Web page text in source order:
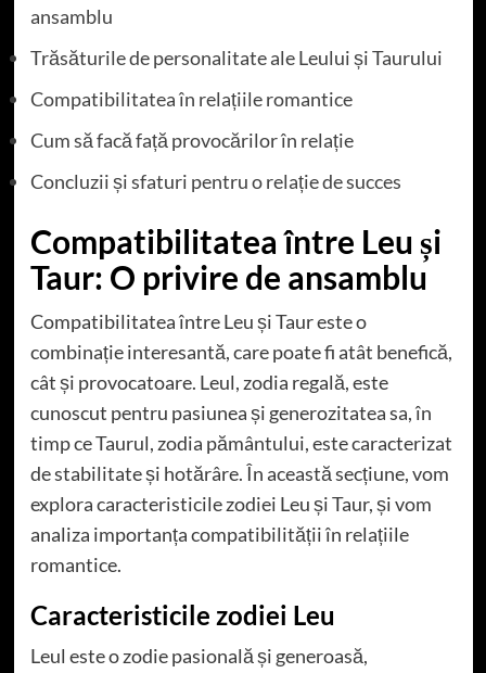
ansamblu
Trăsăturile de personalitate ale Leului și Taurului
Compatibilitatea în relațiile romantice
Cum să facă față provocărilor în relație
Concluzii și sfaturi pentru o relație de succes
Compatibilitatea între Leu și
Taur: O privire de ansamblu
Compatibilitatea între Leu și Taur este o
combinație interesantă, care poate fi atât benefică,
cât și provocatoare. Leul, zodia regală, este
cunoscut pentru pasiunea și generozitatea sa, în
timp ce Taurul, zodia pământului, este caracterizat
de stabilitate și hotărâre. În această secțiune, vom
explora caracteristicile zodiei Leu și Taur, și vom
analiza importanța compatibilității în relațiile
romantice.
Caracteristicile zodiei Leu
Leul este o zodie pasională și generoasă,